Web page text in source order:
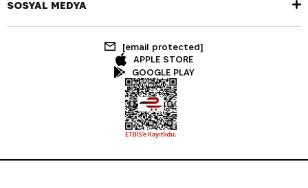
SOSYAL MEDYA
[email protected]
APPLE STORE
GOOGLE PLAY